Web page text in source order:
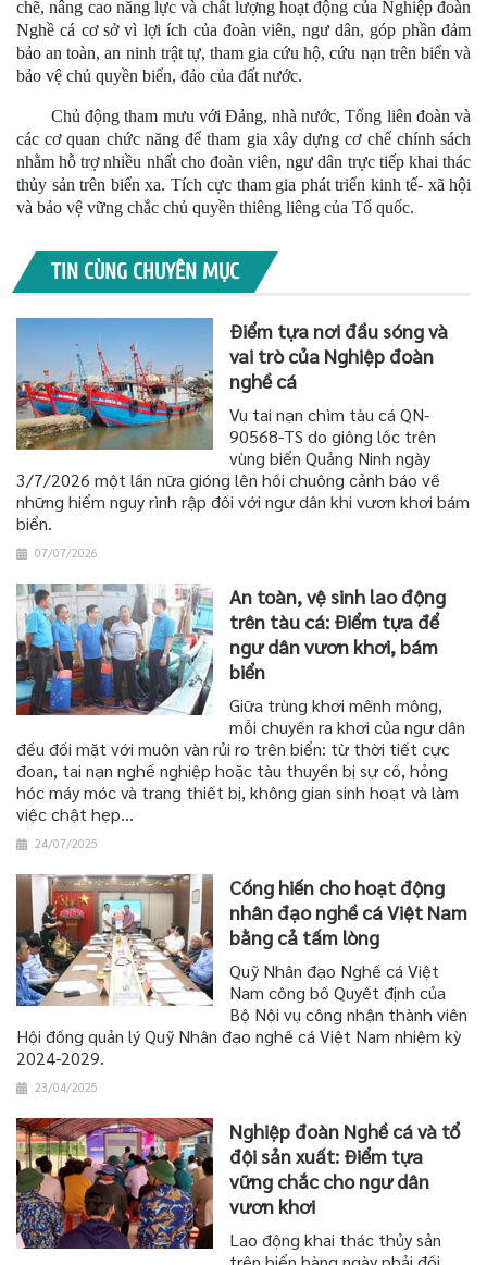
chẽ, nâng cao năng lực và chất lượng hoạt động của Nghiệp đoàn
Nghề cá cơ sở vì lợi ích của đoàn viên, ngư dân, góp phần đảm
bảo an toàn, an ninh trật tự, tham gia cứu hộ, cứu nạn trên biển và
bảo vệ chủ quyền biển, đảo của đất nước.
Chủ động tham mưu với Đảng, nhà nước, Tổng liên đoàn và
các cơ quan chức năng để tham gia xây dựng cơ chế chính sách
nhằm hỗ trợ nhiều nhất cho đoàn viên, ngư dân trực tiếp khai thác
thủy sản trên biển xa. Tích cực tham gia phát triển kinh tế- xã hội
và bảo vệ vững chắc chủ quyền thiêng liêng của Tổ quốc.
TIN CÙNG CHUYÊN MỤC
Điểm tựa nơi đầu sóng và
vai trò của Nghiệp đoàn
nghề cá
Vụ tai nạn chìm tàu cá QN-
90568-TS do giông lốc trên
vùng biển Quảng Ninh ngày
3/7/2026 một lần nữa gióng lên hồi chuông cảnh báo về
những hiểm nguy rình rập đối với ngư dân khi vươn khơi bám
biển.
07/07/2026
An toàn, vệ sinh lao động
trên tàu cá: Điểm tựa để
ngư dân vươn khơi, bám
biển
Giữa trùng khơi mênh mông,
mỗi chuyến ra khơi của ngư dân
đều đối mặt với muôn vàn rủi ro trên biển: từ thời tiết cực
đoan, tai nạn nghề nghiệp hoặc tàu thuyền bị sự cố, hỏng
hóc máy móc và trang thiết bị, không gian sinh hoạt và làm
việc chật hẹp…
24/07/2025
Cống hiến cho hoạt động
nhân đạo nghề cá Việt Nam
bằng cả tấm lòng
Quỹ Nhân đạo Nghề cá Việt
Nam công bố Quyết định của
Bộ Nội vụ công nhận thành viên
Hội đồng quản lý Quỹ Nhân đạo nghề cá Việt Nam nhiệm kỳ
2024-2029.
23/04/2025
Nghiệp đoàn Nghề cá và tổ
đội sản xuất: Điểm tựa
vững chắc cho ngư dân
vươn khơi
Lao động khai thác thủy sản